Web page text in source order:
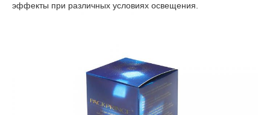
эффекты при различных условиях освещения.